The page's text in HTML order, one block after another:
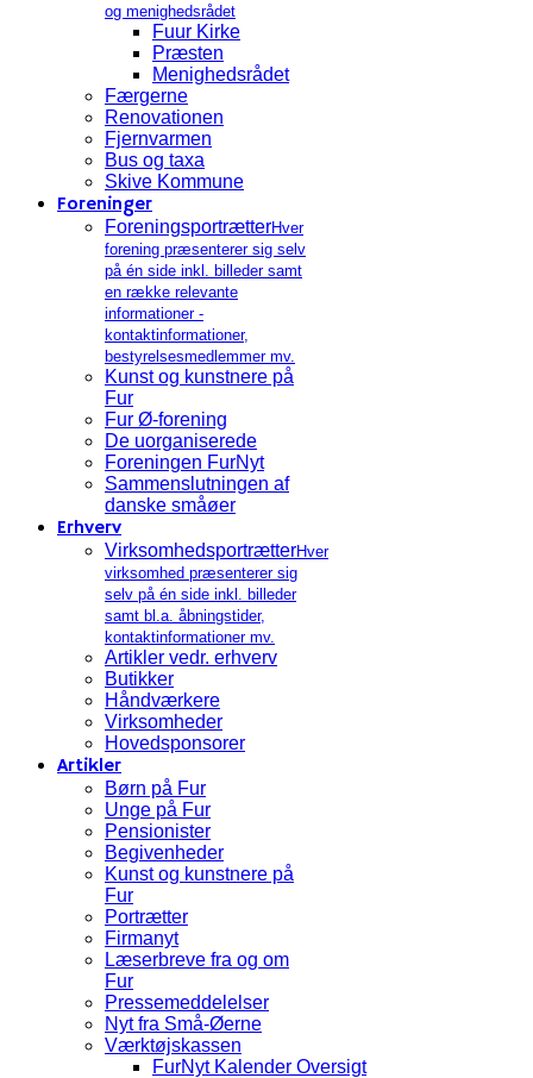
og menighedsrådet
Fuur Kirke
Præsten
Menighedsrådet
Færgerne
Renovationen
Fjernvarmen
Bus og taxa
Skive Kommune
Foreninger
ForeningsportrætterHver
forening præsenterer sig selv
på én side inkl. billeder samt
en række relevante
informationer -
kontaktinformationer,
bestyrelsesmedlemmer mv.
Kunst og kunstnere på
Fur
Fur Ø-forening
De uorganiserede
Foreningen FurNyt
Sammenslutningen af
danske småøer
Erhverv
VirksomhedsportrætterHver
virksomhed præsenterer sig
selv på én side inkl. billeder
samt bl.a. åbningstider,
kontaktinformationer mv.
Artikler vedr. erhverv
Butikker
Håndværkere
Virksomheder
Hovedsponsorer
Artikler
Børn på Fur
Unge på Fur
Pensionister
Begivenheder
Kunst og kunstnere på
Fur
Portrætter
Firmanyt
Læserbreve fra og om
Fur
Pressemeddelelser
Nyt fra Små-Øerne
Værktøjskassen
FurNyt Kalender Oversigt